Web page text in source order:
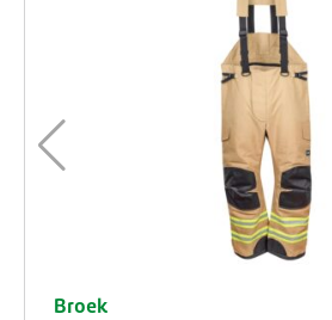
Broek